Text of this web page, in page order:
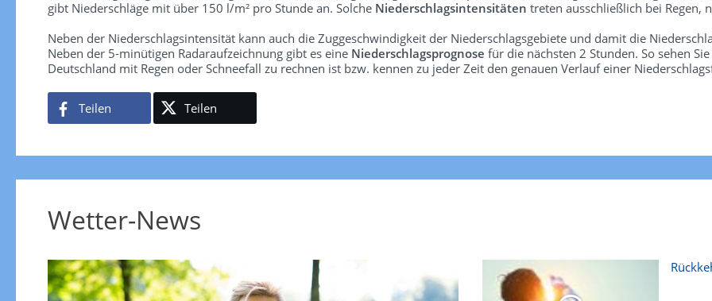
gibt Niederschläge mit über 150 l/m² pro Stunde an. Solche Niederschlagsintensitäten treten ausschließlich bei Regen,
Neben der Niederschlagsintensität kann auch die Zuggeschwindigkeit der Niederschlagsgebiete und damit die
Neben der 5-minütigen Radaraufzeichnung gibt es eine Niederschlagsprognose für die nächsten 2 Stunden. So sehen
Deutschland mit Regen oder Schneefall zu rechnen ist bzw. kennen zu jeder Zeit den genauen Verlauf einer
Teilen Teilen
Wetter-News